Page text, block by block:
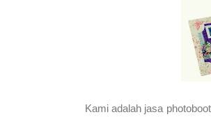
Kami adalah jasa